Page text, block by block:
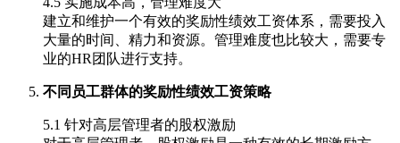
建立和维护一个有效的奖励性绩效工资体系，需要投入
大量的时间、精力和资源。管理难度也比较大，需要专
业的HR团队进行支持。
不同员工群体的奖励性绩效工资策略
5.1 针对高层管理者的股权激励